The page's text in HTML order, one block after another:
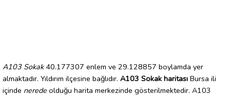
A103 Sokak40.177307 enlem ve 29.128857 boylamda yer
almaktadır. Yıldırım ilçesine bağlıdır. A103 Sokak haritası Bursa ili
içinde nerede olduğu harita merkezinde gösterilmektedir. A103